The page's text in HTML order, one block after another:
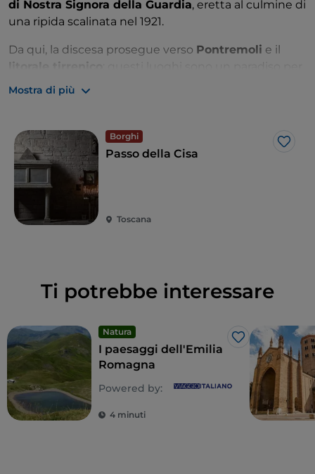
di Nostra Signora della Guardia, eretta al culmine di
una ripida scalinata nel 1921.
Da qui, la discesa prosegue verso Pontremoli e il
litorale tirrenico
i ciclistie gli amanti del
Se i panorami e le atmosfere raccolte della Via
Francigena saziano viandanti e pellegrini, i ristoranti e
le trattorie dei dintorni offrono parecchie tentazioni
agli amanti dell’ enogastronomia
piatti della cucina contadina arricchiti dagli aromi e
dai sapori del bosco, in particolare
Mostra di più
Borghi
Like
Passo della Cisa
Toscana
Ti potrebbe interessare
Natura
Like
I paesaggi dell'Emilia
Romagna
Powered by:
4 minuti